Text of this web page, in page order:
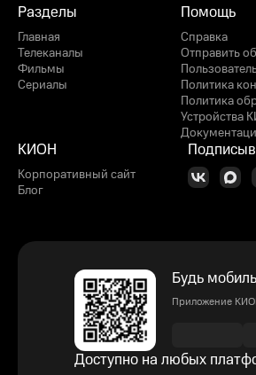
Разделы
Главная
Телеканалы
Фильмы
Сериалы
Помощь
Справка
Отправить
Политика
Политика
Устройства
КИОН
Корпоративный сайт
Блог
Будь
Приложение
Доступно на любых